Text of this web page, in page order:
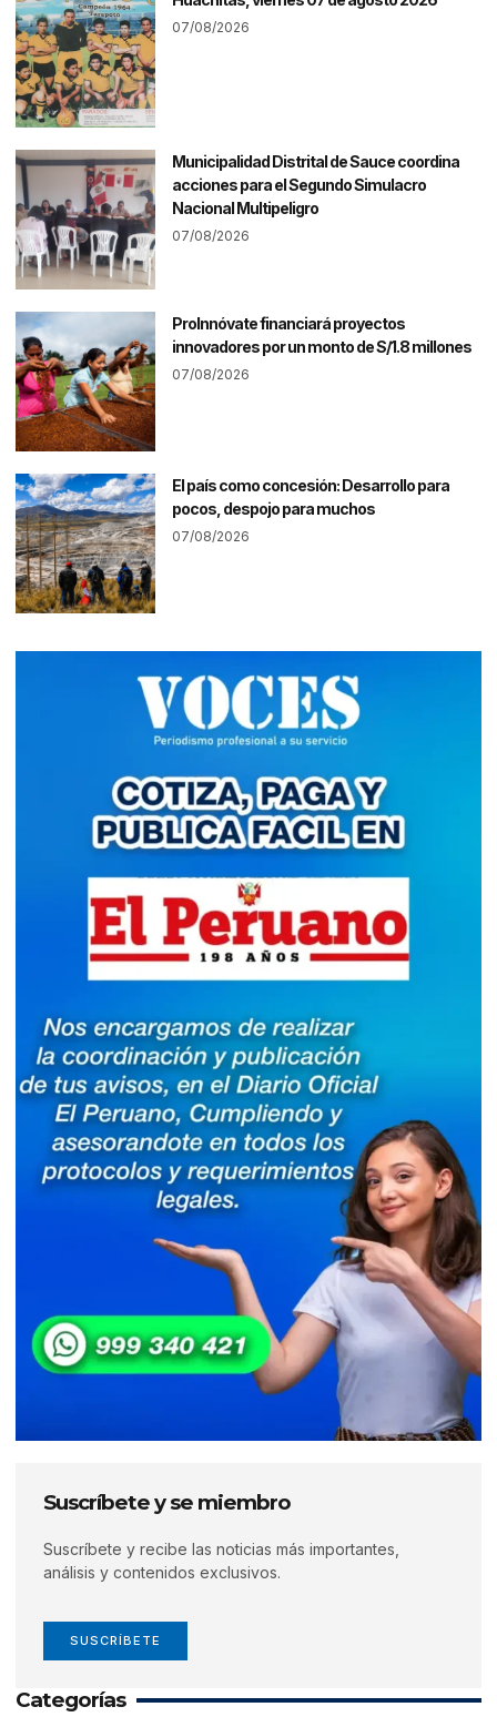
07/08/2026
Municipalidad Distrital de Sauce coordina
acciones para el Segundo Simulacro
Nacional Multipeligro
07/08/2026
ProInnóvate financiará proyectos
innovadores por un monto de S/1.8 millones
07/08/2026
El país como concesión: Desarrollo para
pocos, despojo para muchos
07/08/2026
Suscríbete y se miembro
Suscríbete y recibe las noticias más importantes,
análisis y contenidos exclusivos.
SUSCRÍBETE
Categorías